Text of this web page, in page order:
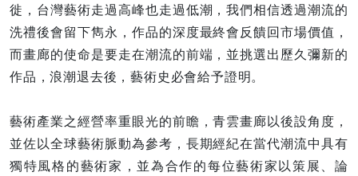
徙，台灣藝術走過高峰也走過低潮，我們相信透過潮流的
洗禮後會留下雋永，作品的深度最終會反饋回市場價值，
而畫廊的使命是要走在潮流的前端，並挑選出歷久彌新的
作品，浪潮退去後，藝術史必會給予證明。
藝術產業之經營率重眼光的前瞻，青雲畫廊以後設角度，
並佐以全球藝術脈動為參考，長期經紀在當代潮流中具有
獨特風格的藝術家，並為合作的每位藝術家以策展、論